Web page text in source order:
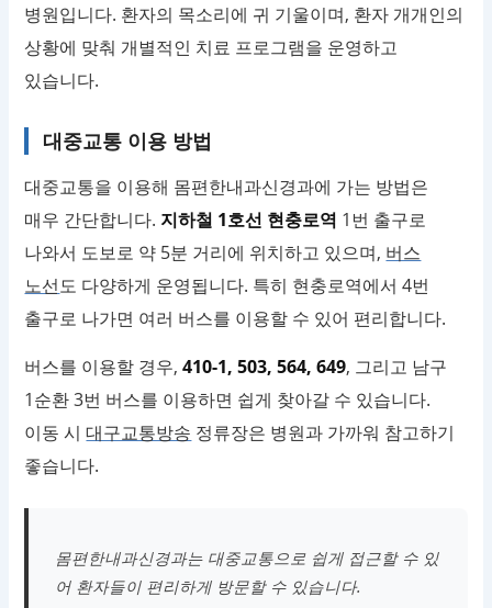
병원입니다. 환자의 목소리에 귀 기울이며, 환자 개개인의
상황에 맞춰 개별적인 치료 프로그램을 운영하고
있습니다.
대중교통 이용 방법
대중교통을 이용해 몸편한내과신경과에 가는 방법은
매우 간단합니다. 지하철 1호선 현충로역 1번 출구로
나와서 도보로 약 5분 거리에 위치하고 있으며, 버스
노선도 다양하게 운영됩니다. 특히 현충로역에서 4번
출구로 나가면 여러 버스를 이용할 수 있어 편리합니다.
버스를 이용할 경우,410-1, 503, 564, 649, 그리고 남구
1순환 3번 버스를 이용하면 쉽게 찾아갈 수 있습니다.
이동 시대구교통방송 정류장은 병원과 가까워 참고하기
좋습니다.
몸편한내과신경과는 대중교통으로 쉽게 접근할 수 있
어 환자들이 편리하게 방문할 수 있습니다.